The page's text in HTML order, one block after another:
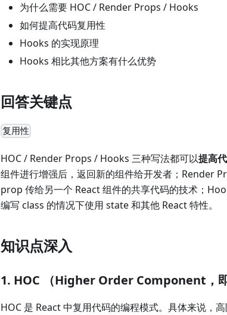
为什么需要 HOC / Render Props / Hooks
如何提高代码复用性
Hooks 的实现原理
Hooks 相比其他方案有什么优势
回答关键点
复用性
HOC / Render Props / Hooks 三种写法都可以提高
组件进行增强后，返回新的组件给开发者；Render
prop 传给另一个 React 组件的共享代码的技术；
编写 class 的情况下使用 state 和其他 React 特性。
知识点深入
1. HOC （Higher Order Component，即
HOC 是 React 中复用代码的编程模式。具体来说，